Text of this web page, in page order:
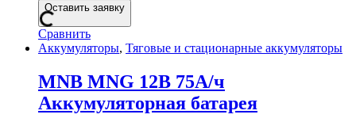
Оставить заявку
Сравнить
Аккумуляторы, Тяговые и стационарные аккумуляторы
MNB MNG 12В 75А/ч
Аккумуляторная батарея